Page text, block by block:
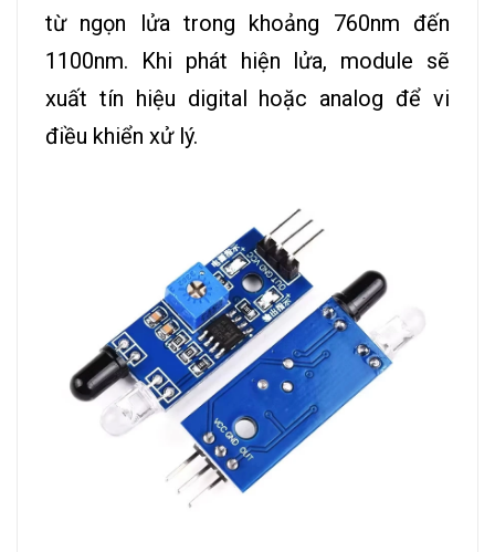
từ ngọn lửa trong khoảng 760nm đến
1100nm. Khi phát hiện lửa, module sẽ
xuất tín hiệu digital hoặc analog để vi
điều khiển xử lý.